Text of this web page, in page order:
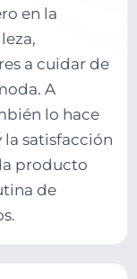
en la
a cuidar de
A
lo hace
satisfacción
producto
de